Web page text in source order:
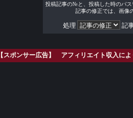
投稿記事の№と、投稿した時のパ
記事の修正では、画像
処理 記
【スポンサー広告】 アフィリエイト収入に